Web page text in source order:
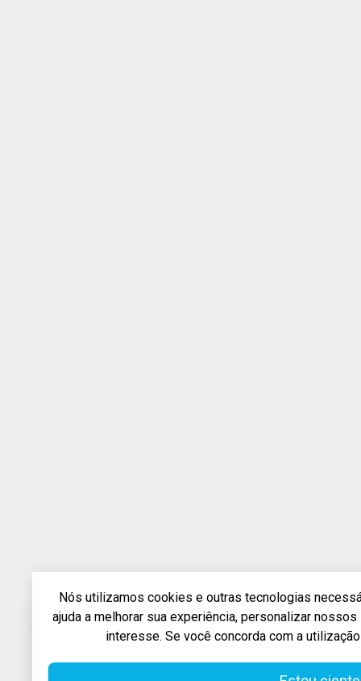
Nós utilizamos cookies e outras tecnologias
ajuda a melhorar sua experiência, personalizar
interesse. Se você concorda com a